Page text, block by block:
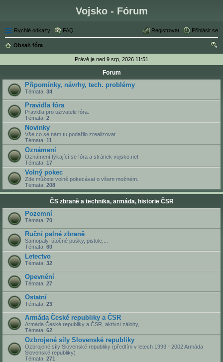
Vojsko - Fórum
Rychlé odkazy FAQ Přihlásit se
Registrovat
Obsah fóra
Právě je ned 9 srp, 2026 11:51
Forum
Připomínky, návrhy, tech. problémy
Témata: 34
Pravidla fóra
Pravidla pro uživatele fóra.
Témata: 2
Novinky
Vše co se nám tu podařilo zrealizovat.
Témata: 11
Oznámení
Oznámení týkající se fóra a stránek vojsko.net
Témata: 17
Volný pokec
Zde můžete volně pokecávat o všem možném.
Témata: 208
ČS zbraně a technika, armáda, historie ČSR
Pozemní
Témata: 70
Ruční palné zbraně
Samopaly, útočné pušky, pistole,...
Témata: 60
Letectvo
Témata: 32
Opevnění
Témata: 27
Ostatní
Témata: 23
Armáda České republiky a ČSR
Armáda České republiky a ČSR, aktivní zálohy,...
Témata: 62
Ozbrojené síly Slovenské republiky
Ozbrojené síly Slovenské republiky (předtím v letech 1993 - 2002 Armáda
Slovenské republiky)
Témata: 271